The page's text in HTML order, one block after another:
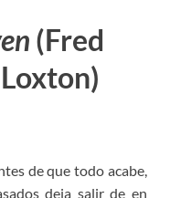
(Fred
de que todo acabe,
deja salir de en